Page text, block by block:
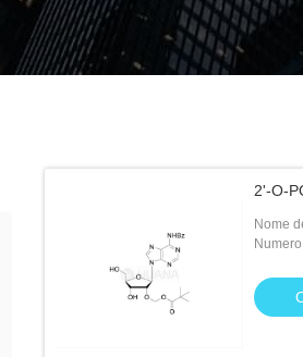
2'-O-
Nome